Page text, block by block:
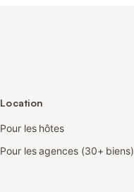
Location
Pour les hôtes
Pour les agences (30+ biens)